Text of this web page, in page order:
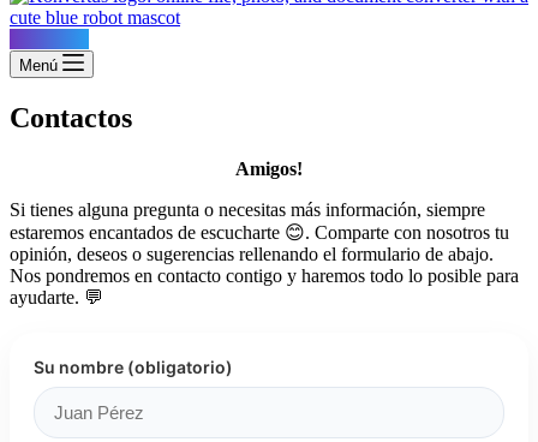
Menú
Contactos
Amigos!
Si tienes alguna pregunta o necesitas más información, siempre
estaremos encantados de escucharte 😊. Comparte con nosotros tu
opinión, deseos o sugerencias rellenando el formulario de abajo.
Nos pondremos en contacto contigo y haremos todo lo posible para
ayudarte. 💬
Su nombre (obligatorio)